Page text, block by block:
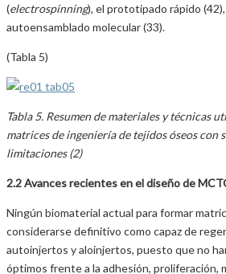
(electrospinning), el prototipado rápido
autoensamblado molecular (33).
(Tabla 5)
Tabla 5. Resumen de materiales y técnicas
matrices de ingeniería de tejidos óseos con
limitaciones (2)
2.2 Avances recientes en el diseño de
Ningún biomaterial actual para formar
considerarse definitivo como capaz de
autoinjertos y aloinjertos, puesto que no
óptimos frente a la adhesión, proliferación,